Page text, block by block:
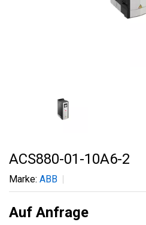
ACS880-01-10A6-2
Marke: ABB
Auf Anfrage